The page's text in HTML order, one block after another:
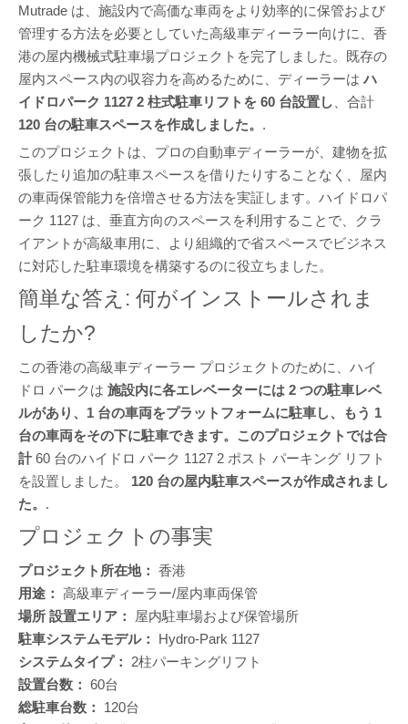
Mutrade は、施設内で高価な車両をより効率的に保管および
管理する方法を必要としていた高級車ディーラー向けに、香
港の屋内機械式駐車場プロジェクトを完了しました。既存の
屋内スペース内の収容力を高めるために、ディーラーはハ
イドロパーク 1127 2 柱式駐車リフトを 60 台設置し 、合計
120 台の駐車スペースを作成しました。 .
このプロジェクトは、プロの自動車ディーラーが、建物を拡
張したり追加の駐車スペースを借りたりすることなく、屋内
の車両保管能力を倍増させる方法を実証します。ハイドロパ
ーク 1127 は、垂直方向のスペースを利用することで、クラ
イアントが高級車用に、より組織的で省スペースでビジネス
に対応した駐車環境を構築するのに役立ちました。
簡単な答え: 何がインストールされま
したか?
この香港の高級車ディーラー プロジェクトのために、ハイ
ドロ パークは 施設内に各エレベーターには 2 つの駐車レベ
ルがあり、1 台の車両をプラットフォームに駐車し、もう 1
台の車両をその下に駐車できます。このプロジェクトでは合
計60 台のハイドロ パーク 1127 2 ポスト パーキング リフト
を設置しました。 120 台の屋内駐車スペースが作成されまし
た。 .
プロジェクトの事実
プロジェクト所在地： 香港
用途： 高級車ディーラー/屋内車両保管
場所 設置エリア：
屋内駐車場および保管場所
駐車システムモデル： Hydro-Park 1127
システムタイプ： 2柱パーキングリフト
設置台数： 60台
総駐車台数： 120台